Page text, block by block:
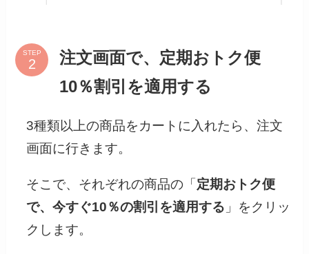
STEP
注文画面で、定期おトク便
10％割引を適用する
3種類以上の商品をカートに入れたら、注文
画面に行きます。
そこで、それぞれの商品の「定期おトク便
で、今すぐ10％の割引を適用する 」をクリッ
クします。